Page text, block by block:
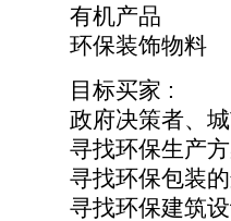
有机产品
环保装饰物料
目标买家 :
政府决策者、
寻找环保生产
寻找环保包装
寻找环保建筑